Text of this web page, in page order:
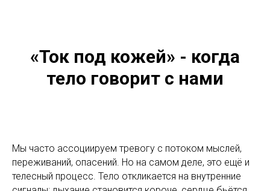
«Ток под кожей» - когда
тело говорит с нами
Мы часто ассоциируем тревогу с потоком мыслей,
переживаний, опасений. Но на самом деле, это ещё и
телесный процесс. Тело откликается на внутренние